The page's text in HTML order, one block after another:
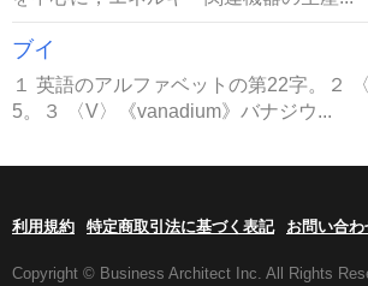
ブイ
１ 英語のアルファベットの第22字。２
5。３ 〈V〉《vanadium》バナジウ...
利用規約 特定商取引法に基づく表記 お問い合わ
Copyright © Business Architect Inc. All Rights